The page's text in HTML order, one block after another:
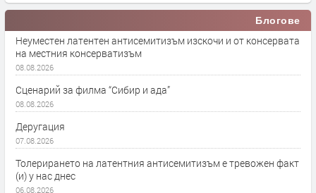
Блогове
Неуместен латентен антисемитизъм изскочи и от консервата
на местния консерватизъм
08.08.2026
Сценарий за филма “Сибир и ада”
08.08.2026
Деругация
07.08.2026
Толерирането на латентния антисемитизъм е тревожен факт
(и) у нас днес
06.08.2026